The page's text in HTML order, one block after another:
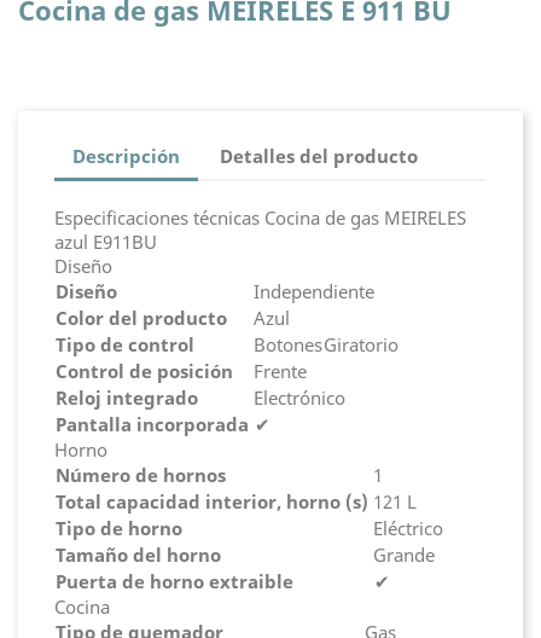
Cocina de gas MEIRELES E 911 BU
Descripción Detalles del producto
Especificaciones técnicas Cocina de gas MEIRELES
azul E911BU
Diseño
Diseño
Independiente
Color del producto
Azul
Tipo de control
BotonesGiratorio
Control de posición
Frente
Reloj integrado
Electrónico
Pantalla incorporada ✔
Horno
Número de hornos
1
Total capacidad interior, horno (s) 121 L
Tipo de horno
Eléctrico
Tamaño del horno
Grande
Puerta de horno extraible
✔
Cocina
Tipo de quemador
Gas